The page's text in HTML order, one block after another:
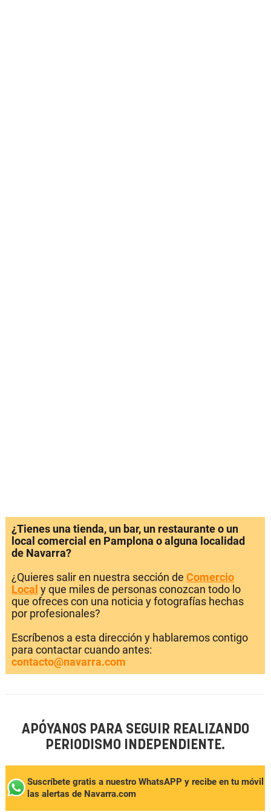
¿Tienes una tienda, un bar, un restaurante o un
local comercial en Pamplona o alguna localidad
de Navarra?
¿Quieres salir en nuestra sección de Comercio
Local y que miles de personas conozcan todo lo
que ofreces con una noticia y fotografías hechas
por profesionales?
Escríbenos a esta dirección y hablaremos contigo
para contactar cuando antes:
contacto@navarra.com
APÓYANOS PARA SEGUIR REALIZANDO
PERIODISMO INDEPENDIENTE.
Suscríbete gratis a nuestro WhatsAPP y recibe en tu móvil
las alertas de Navarra.com